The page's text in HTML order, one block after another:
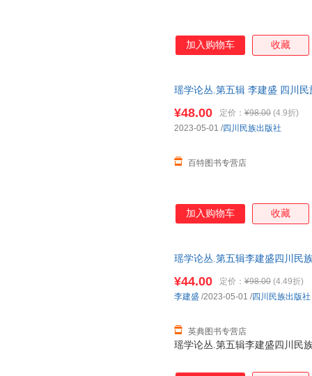
加入购物车 收藏
瑶学论丛.第五辑 李建盛 四川民
¥48.00 定价： ¥98.00 (4.9折)
百特图书专营店
2023-05-01 /四川民族出版社
加入购物车 收藏
瑶学论丛.第五辑李建盛四川民
瑶学论丛.第五辑李建盛四川民
¥44.00 定价： ¥98.00 (4.49折)
英典图书专营店
李建盛 /2023-05-01 /四川民族出版社